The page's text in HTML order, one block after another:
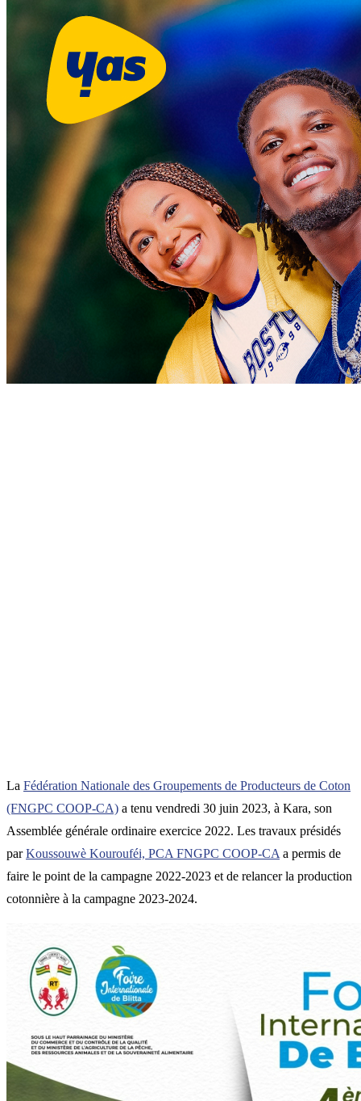
La Fédération Nationale des Groupements de Producteurs de Coton
(FNGPC COOP-CA) a tenu vendredi 30 juin 2023, à Kara, son
Assemblée générale ordinaire exercice 2022. Les travaux présidés
parKoussouwè Kourouféi, PCA FNGPC COOP-CA a permis de
faire le point de la campagne 2022-2023 et de relancer la production
cotonnière à la campagne 2023-2024.